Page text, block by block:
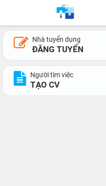
Nhà tuyển dụng
ĐĂNG TUYỂN
Người tìm việc
TẠO CV